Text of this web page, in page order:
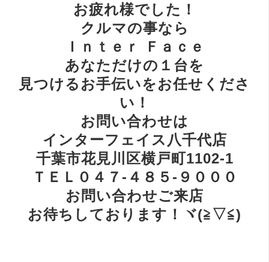
お疲れ様でした！
クルマの事なら
Ｉｎｔｅｒ Ｆａｃｅ
あなただけの１台を
見つけるお手伝いをお任せくださ
い！
お問い合わせは
インターフェイス八千代店
千葉市花見川区横戸町1102-1
ＴＥＬ０４７-４８５-９０００
お問い合わせご来店
お待ちしております！ヾ(≧▽≦)